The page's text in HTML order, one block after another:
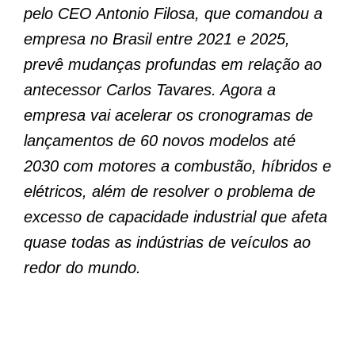
pelo CEO Antonio Filosa, que comandou a
empresa no Brasil entre 2021 e 2025,
prevê mudanças profundas em relação ao
antecessor Carlos Tavares. Agora a
empresa vai acelerar os cronogramas de
lançamentos de 60 novos modelos até
2030 com motores a combustão, híbridos e
elétricos, além de resolver o problema de
excesso de capacidade industrial que afeta
quase todas as indústrias de veículos ao
redor do mundo.